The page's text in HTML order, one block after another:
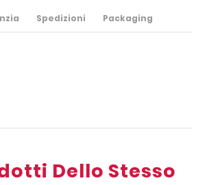
Spedizioni Packaging
Dello Stesso